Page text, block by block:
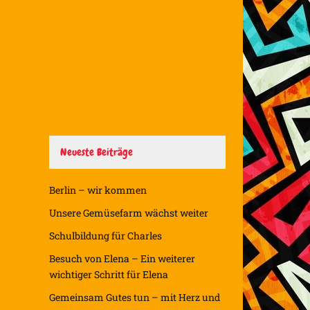
Neueste Beiträge
Berlin – wir kommen
Unsere Gemüsefarm wächst weiter
Schulbildung für Charles
Besuch von Elena – Ein weiterer
wichtiger Schritt für Elena
Gemeinsam Gutes tun – mit Herz und